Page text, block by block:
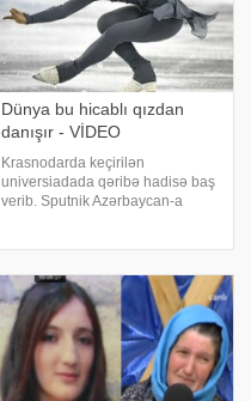
Dünya bu hicablı qızdan
danışır - VİDEO
Krasnodarda keçirilən
universiadada qəribə hadisə baş
verib. Sputnik Azərbaycan-a
buz meydançasına hicabda çıxıb.
Bu hadisəni